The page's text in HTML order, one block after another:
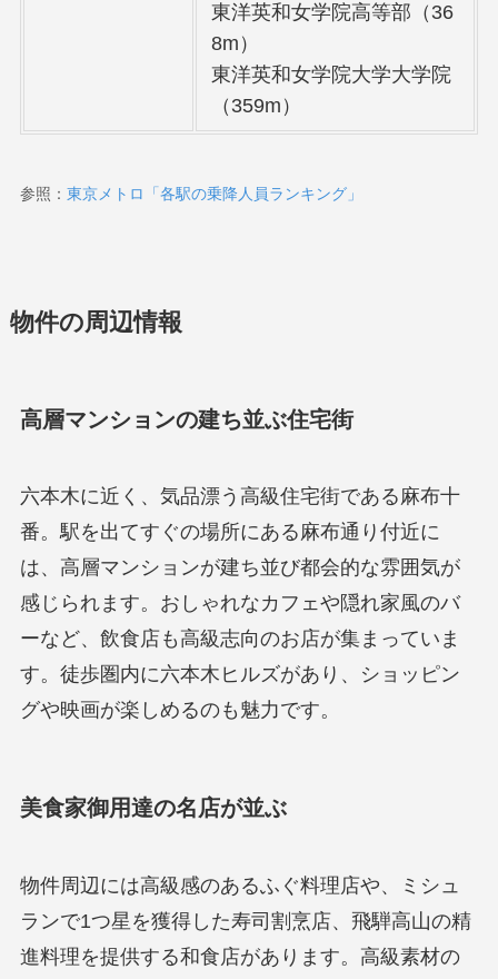
東洋英和女学院高等部（36
8m）
東洋英和女学院大学大学院
（359m）
参照： 東京メトロ「各駅の乗降人員ランキング」
物件の周辺情報
高層マンションの建ち並ぶ住宅街
六本木に近く、気品漂う高級住宅街である麻布十
番。駅を出てすぐの場所にある麻布通り付近に
は、高層マンションが建ち並び都会的な雰囲気が
感じられます。おしゃれなカフェや隠れ家風のバ
ーなど、飲食店も高級志向のお店が集まっていま
す。徒歩圏内に六本木ヒルズがあり、ショッピン
グや映画が楽しめるのも魅力です。
美食家御用達の名店が並ぶ
物件周辺には高級感のあるふぐ料理店や、ミシュ
ランで1つ星を獲得した寿司割烹店、飛騨高山の精
進料理を提供する和食店があります。高級素材の